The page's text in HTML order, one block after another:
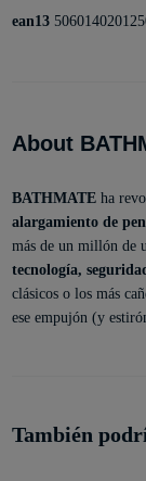
ean13
About
BATHMATEha
alargamiento de
más de un millón de
tecnología,
clásicos o los más
ese empujón (y
También